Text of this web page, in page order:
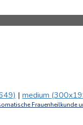
| medium
Frauenheilkunde